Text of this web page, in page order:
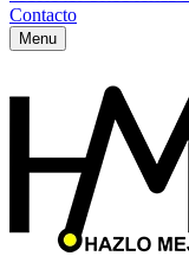
Contacto
Menu